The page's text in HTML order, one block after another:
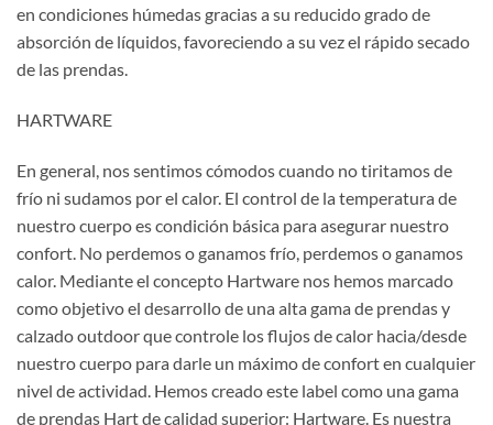
en condiciones húmedas gracias a su reducido grado de
absorción de líquidos, favoreciendo a su vez el rápido secado
de las prendas.
HARTWARE
En general, nos sentimos cómodos cuando no tiritamos de
frío ni sudamos por el calor. El control de la temperatura de
nuestro cuerpo es condición básica para asegurar nuestro
confort. No perdemos o ganamos frío, perdemos o ganamos
calor. Mediante el concepto Hartware nos hemos marcado
como objetivo el desarrollo de una alta gama de prendas y
calzado outdoor que controle los flujos de calor hacia/desde
nuestro cuerpo para darle un máximo de confort en cualquier
nivel de actividad. Hemos creado este label como una gama
de prendas Hart de calidad superior: Hartware. Es nuestra